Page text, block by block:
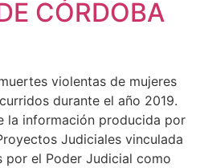
CÓRDOBA
violentas de mujeres
durante el año 2019.
la información producida por
Judiciales vinculada
por el Poder Judicial como